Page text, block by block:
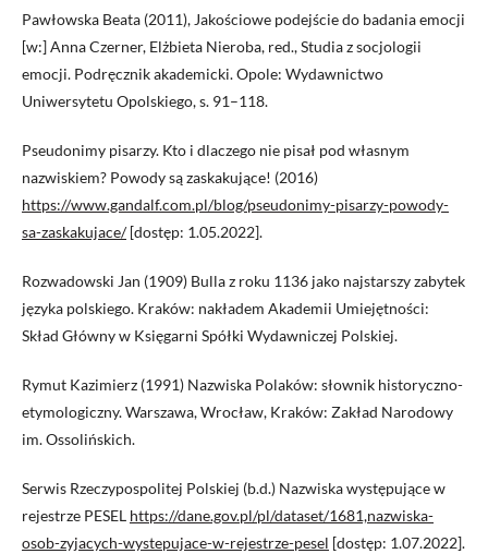
Pawłowska Beata (2011), Jakościowe podejście do badania emocji
[w:] Anna Czerner, Elżbieta Nieroba, red., Studia z socjologii
emocji. Podręcznik akademicki. Opole: Wydawnictwo
Uniwersytetu Opolskiego, s. 91–118.
Pseudonimy pisarzy. Kto i dlaczego nie pisał pod własnym
nazwiskiem? Powody są zaskakujące! (2016)
https://www.gandalf.com.pl/blog/pseudonimy-pisarzy-powody-
sa-zaskakujace/[dostęp: 1.05.2022].
Rozwadowski Jan (1909) Bulla z roku 1136 jako najstarszy zabytek
języka polskiego. Kraków: nakładem Akademii Umiejętności:
Skład Główny w Księgarni Spółki Wydawniczej Polskiej.
Rymut Kazimierz (1991) Nazwiska Polaków: słownik historyczno-
etymologiczny. Warszawa, Wrocław, Kraków: Zakład Narodowy
im. Ossolińskich.
Serwis Rzeczypospolitej Polskiej (b.d.) Nazwiska występujące w
rejestrze PESEL https://dane.gov.pl/pl/dataset/1681,nazwiska-
osob-zyjacych-wystepujace-w-rejestrze-pesel [dostęp: 1.07.2022].